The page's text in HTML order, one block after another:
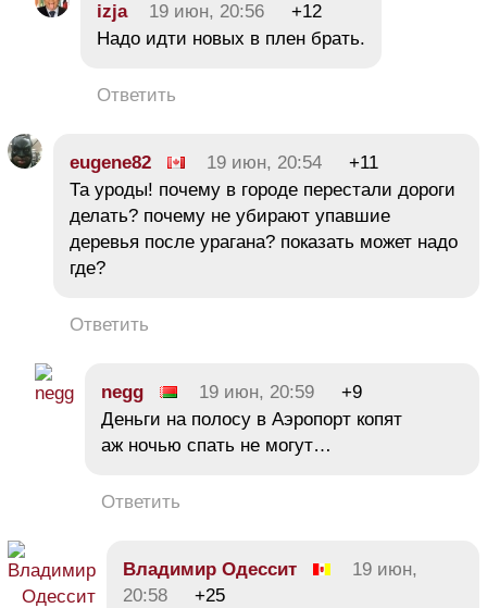
izja 19 июн, 20:56
+12
Надо идти новых в плен брать.
Ответить
eugene82 19 июн, 20:54
+11
Та уроды! почему в городе перестали дороги
делать? почему не убирают упавшие
деревья после урагана? показать может надо
где?
Ответить
negg 19 июн, 20:59
+9
Деньги на полосу в Аэропорт копят
аж ночью спать не могут…
Ответить
Владимир Одессит
19 июн,
20:58
+25